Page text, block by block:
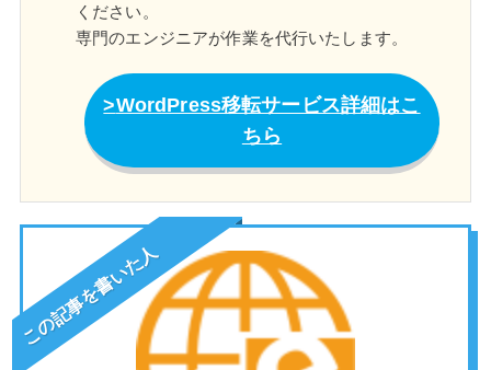
ください。
専門のエンジニアが作業を代行いたします。
WordPress移転サービス詳細はこ
ちら
この記事を書いた人